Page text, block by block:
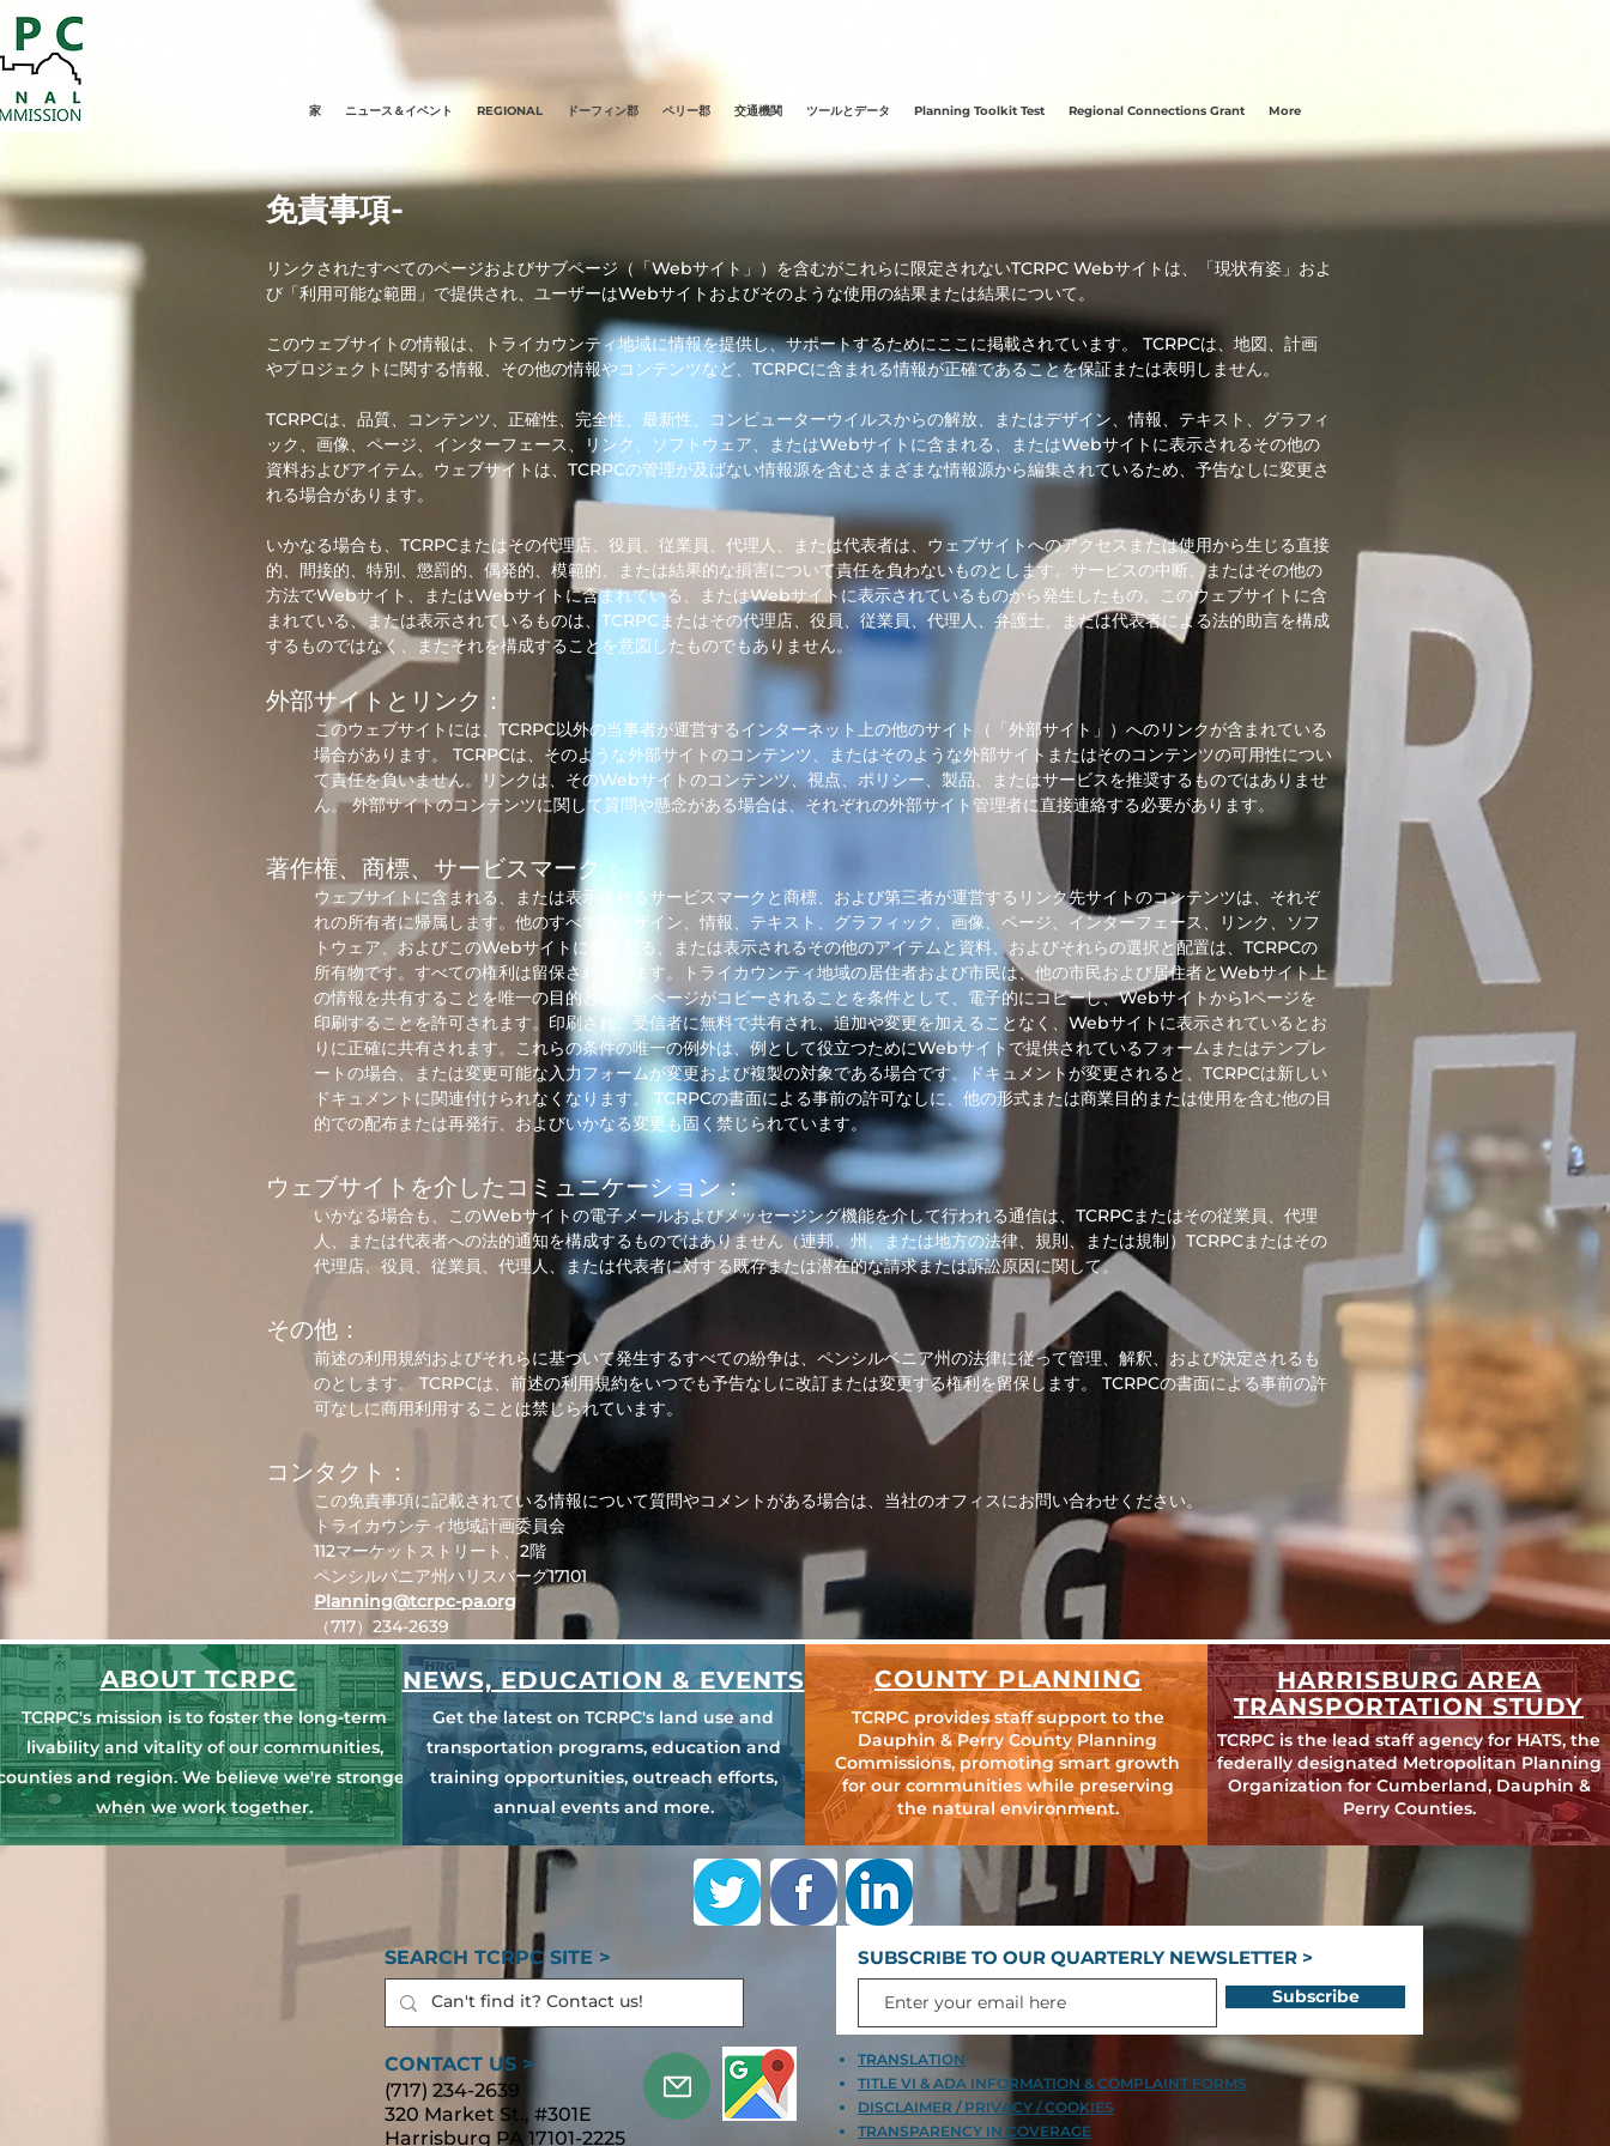
家 ニュース＆イベント REGIONAL ドーフィン郡 ペリー郡 交通機関 ツールとデータ Planning Toolkit Test Regional Connections Grant More
免責事項-
リンクされたすべてのページおよびサブページ（「Webサイト」）を含むがこれらに限定されないTCRPC Webサイトは、「現状有姿」およ
び「利用可能な範囲」で提供され、ユーザーはWebサイトおよびそのような使用の結果または結果について。
このウェブサイトの情報は、トライカウンティ地域に情報を提供し、サポートするためにここに掲載されています。 TCRPCは、地図、計画
やプロジェクトに関する情報、その他の情報やコンテンツなど、TCRPCに含まれる情報が正確であることを保証または表明しません。
TCRPCは、品質、コンテンツ、正確性、完全性、最新性、コンピューターウイルスからの解放、またはデザイン、情報、テキスト、グラフィ
ック、画像、ページ、インターフェース、リンク、ソフトウェア、またはWebサイトに含まれる、またはWebサイトに表示されるその他の
資料およびアイテム。ウェブサイトは、TCRPCの管理が及ばない情報源を含むさまざまな情報源から編集されているため、予告なしに変更さ
れる場合があります。
いかなる場合も、TCRPCまたはその代理店、役員、従業員、代理人、または代表者は、ウェブサイトへのアクセスまたは使用から生じる直接
的、間接的、特別、懲罰的、偶発的、模範的、または結果的な損害について責任を負わないものとします。サービスの中断、またはその他の
方法でWebサイト、またはWebサイトに含まれている、またはWebサイトに表示されているものから発生したもの。このウェブサイトに含
まれている、または表示されているものは、TCRPCまたはその代理店、役員、従業員、代理人、弁護士、または代表者による法的助言を構成
するものではなく、またそれを構成することを意図したものでもありません。
外部サイトとリンク：
このウェブサイトには、TCRPC以外の当事者が運営するインターネット上の他のサイト（「外部サイト」）へのリンクが含まれている
場合があります。 TCRPCは、そのような外部サイトのコンテンツ、またはそのような外部サイトまたはそのコンテンツの可用性につい
て責任を負いません。リンクは、そのWebサイトのコンテンツ、視点、ポリシー、製品、またはサービスを推奨するものではありませ
ん。 外部サイトのコンテンツに関して質問や懸念がある場合は、それぞれの外部サイト管理者に直接連絡する必要があります。
著作権、商標、サービスマーク：
ウェブサイトに含まれる、または表示されるサービスマークと商標、および第三者が運営するリンク先サイトのコンテンツは、それぞ
れの所有者に帰属します。他のすべてのデザイン、情報、テキスト、グラフィック、画像、ページ、インターフェース、リンク、ソフ
トウェア、およびこのWebサイトに含まれる、または表示されるその他のアイテムと資料、およびそれらの選択と配置は、TCRPCの
所有物です。すべての権利は留保されています。トライカウンティ地域の居住者および市民は、他の市民および居住者とWebサイト上
の情報を共有することを唯一の目的として、ページがコピーされることを条件として、電子的にコピーし、Webサイトから1ページを
印刷することを許可されます。印刷され、受信者に無料で共有され、追加や変更を加えることなく、Webサイトに表示されているとお
りに正確に共有されます。これらの条件の唯一の例外は、例として役立つためにWebサイトで提供されているフォームまたはテンプレ
ートの場合、または変更可能な入力フォームが変更および複製の対象である場合です。ドキュメントが変更されると、TCRPCは新しい
ドキュメントに関連付けられなくなります。 TCRPCの書面による事前の許可なしに、他の形式または商業目的または使用を含む他の目
的での配布または再発行、およびいかなる変更も固く禁じられています。
ウェブサイトを介したコミュニケーション：
いかなる場合も、このWebサイトの電子メールおよびメッセージング機能を介して行われる通信は、TCRPCまたはその従業員、代理
人、または代表者への法的通知を構成するものではありません（連邦、州、または地方の法律、規則、または規制）TCRPCまたはその
代理店、役員、従業員、代理人、または代表者に対する既存または潜在的な請求または訴訟原因に関して。
その他：
前述の利用規約およびそれらに基づいて発生するすべての紛争は、ペンシルベニア州の法律に従って管理、解釈、および決定されるも
のとします。 TCRPCは、前述の利用規約をいつでも予告なしに改訂または変更する権利を留保します。 TCRPCの書面による事前の許
可なしに商用利用することは禁じられています。
コンタクト：
この免責事項に記載されている情報について質問やコメントがある場合は、当社のオフィスにお問い合わせください。
トライカウンティ地域計画委員会
112マーケットストリート、2階
ペンシルバニア州ハリスバーグ17101
Planning@tcrpc-pa.org
（717）234-2639
ABOUT TCRPC
TCRPC's mission is to foster the long-term
livability and vitality of our communities,
and region. We believe we're stronger
when we work together.
NEWS, EDUCATION & EVENTS
Get the latest on TCRPC's land use and
transportation programs, education and
training opportunities, outreach efforts,
annual events and more.
COUNTY PLANNING
TCRPC provides staff support to the
Dauphin & Perry County Planning
Commissions, promoting smart growth
for our communities while preserving
the natural environment.
HARRISBURG AREA
TRANSPORTATION STUDY
TCRPC is the lead staff agency for HATS, the
federally designated Metropolitan Planning
Organization for Cumberland, Dauphin &
Perry Counties.
SEARCH TCRPC SITE > SUBSCRIBE TO OUR QUARTERLY NEWSLETTER >
Subscribe
CONTACT US >
(717) 234-2639
320 Market St., #301E
Harrisburg PA 17101-2225
TRANSLATION
TITLE VI & ADA INFORMATION & COMPLAINT FORMS
DISCLAIMER / PRIVACY / COOKIES
TRANSPARENCY IN COVERAGE